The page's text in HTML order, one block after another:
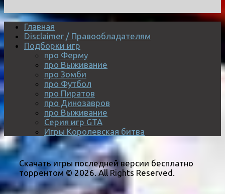
Главная
Disclaimer / Правообладателям
Подборки игр
про Ферму
про Выживание
про Зомби
про Футбол
про Пиратов
про Динозавров
про Выживание
Серия игр GTA
Игры Королевская битва
Скачать игры последней версии бесплатно
торрентом © 2026. All Rights Reserved.